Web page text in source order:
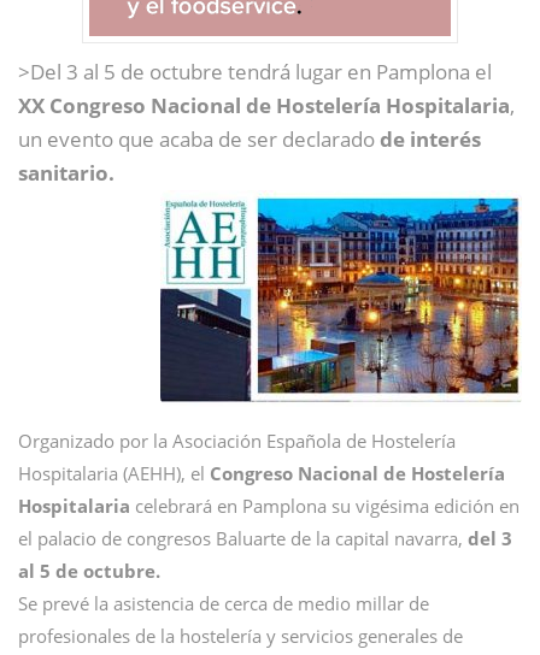
>Del 3 al 5 de octubre tendrá lugar en Pamplona el
XX Congreso Nacional de Hostelería Hospitalaria,
un evento que acaba de ser declarado de interés
sanitario.
Organizado por la Asociación Española de Hostelería
Hospitalaria (AEHH), el Congreso Nacional de Hostelería
Hospitalaria celebrará en Pamplona su vigésima edición en
el palacio de congresos Baluarte de la capital navarra, del 3
al 5 de octubre.
Se prevé la asistencia de cerca de medio millar de
profesionales de la hostelería y servicios generales de